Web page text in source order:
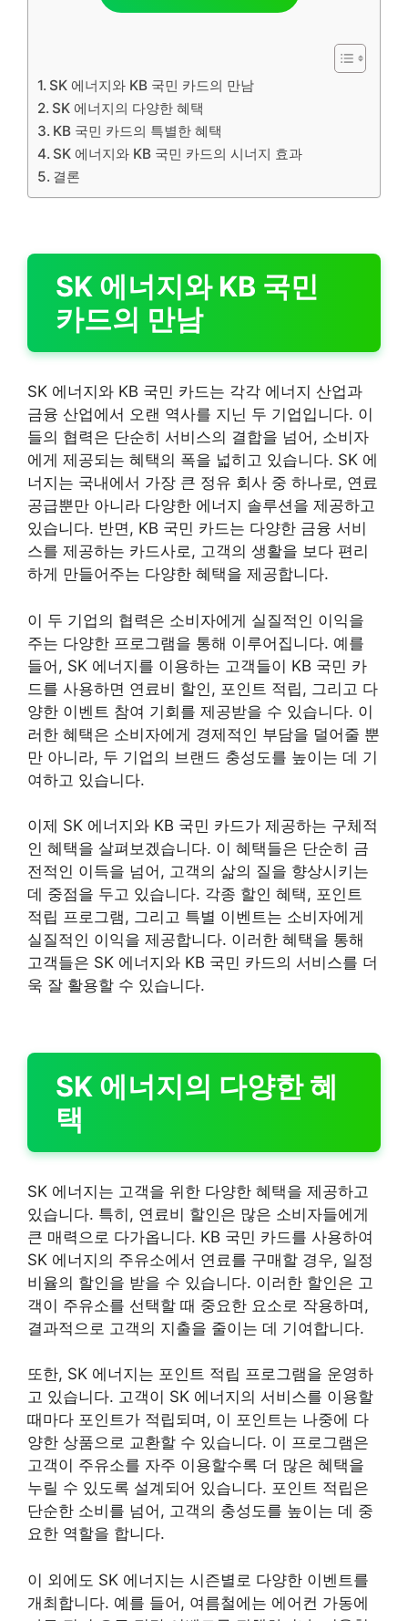
SK 에너지와 KB 국민 카드의 만남
SK 에너지의 다양한 혜택
KB 국민 카드의 특별한 혜택
SK 에너지와 KB 국민 카드의 시너지 효과
결론
SK 에너지와 KB 국민
카드의 만남
SK 에너지와 KB 국민 카드는 각각 에너지 산업과
금융 산업에서 오랜 역사를 지닌 두 기업입니다. 이
들의 협력은 단순히 서비스의 결합을 넘어, 소비자
에게 제공되는 혜택의 폭을 넓히고 있습니다. SK 에
너지는 국내에서 가장 큰 정유 회사 중 하나로, 연료
공급뿐만 아니라 다양한 에너지 솔루션을 제공하고
있습니다. 반면, KB 국민 카드는 다양한 금융 서비
스를 제공하는 카드사로, 고객의 생활을 보다 편리
하게 만들어주는 다양한 혜택을 제공합니다.
이 두 기업의 협력은 소비자에게 실질적인 이익을
주는 다양한 프로그램을 통해 이루어집니다. 예를
들어, SK 에너지를 이용하는 고객들이 KB 국민 카
드를 사용하면 연료비 할인, 포인트 적립, 그리고 다
양한 이벤트 참여 기회를 제공받을 수 있습니다. 이
러한 혜택은 소비자에게 경제적인 부담을 덜어줄 뿐
만 아니라, 두 기업의 브랜드 충성도를 높이는 데 기
여하고 있습니다.
이제 SK 에너지와 KB 국민 카드가 제공하는 구체적
인 혜택을 살펴보겠습니다. 이 혜택들은 단순히 금
전적인 이득을 넘어, 고객의 삶의 질을 향상시키는
데 중점을 두고 있습니다. 각종 할인 혜택, 포인트
적립 프로그램, 그리고 특별 이벤트는 소비자에게
실질적인 이익을 제공합니다. 이러한 혜택을 통해
고객들은 SK 에너지와 KB 국민 카드의 서비스를 더
욱 잘 활용할 수 있습니다.
SK 에너지의 다양한 혜
택
SK 에너지는 고객을 위한 다양한 혜택을 제공하고
있습니다. 특히, 연료비 할인은 많은 소비자들에게
큰 매력으로 다가옵니다. KB 국민 카드를 사용하여
SK 에너지의 주유소에서 연료를 구매할 경우, 일정
비율의 할인을 받을 수 있습니다. 이러한 할인은 고
객이 주유소를 선택할 때 중요한 요소로 작용하며,
결과적으로 고객의 지출을 줄이는 데 기여합니다.
또한, SK 에너지는 포인트 적립 프로그램을 운영하
고 있습니다. 고객이 SK 에너지의 서비스를 이용할
때마다 포인트가 적립되며, 이 포인트는 나중에 다
양한 상품으로 교환할 수 있습니다. 이 프로그램은
고객이 주유소를 자주 이용할수록 더 많은 혜택을
누릴 수 있도록 설계되어 있습니다. 포인트 적립은
단순한 소비를 넘어, 고객의 충성도를 높이는 데 중
요한 역할을 합니다.
이 외에도 SK 에너지는 시즌별로 다양한 이벤트를
개최합니다. 예를 들어, 여름철에는 에어컨 가동에